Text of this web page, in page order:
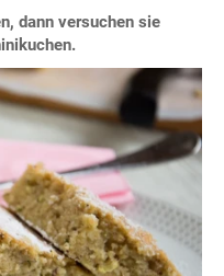
dann versuchen sie